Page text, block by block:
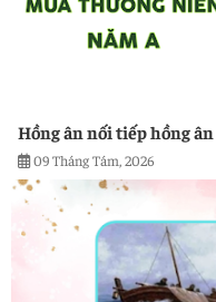
Hồng ân nối tiếp hồng ân
09 Tháng Tám, 2026